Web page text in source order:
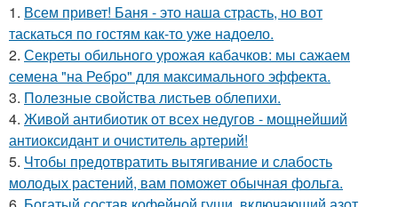
1. Всем привет! Баня - это наша страсть, но вот
таскаться по гостям как-то уже надоело.
2. Секреты обильного урожая кабачков: мы сажаем
семена "на Ребро" для максимального эффекта.
3. Полезные свойства листьев облепихи.
4. Живой антибиотик от всех недугов - мощнейший
антиоксидант и очиститель артерий!
5. Чтобы предотвратить вытягивание и слабость
молодых растений, вам поможет обычная фольга.